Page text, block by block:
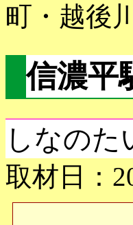
町・越後
信濃平
しなの
取材日：